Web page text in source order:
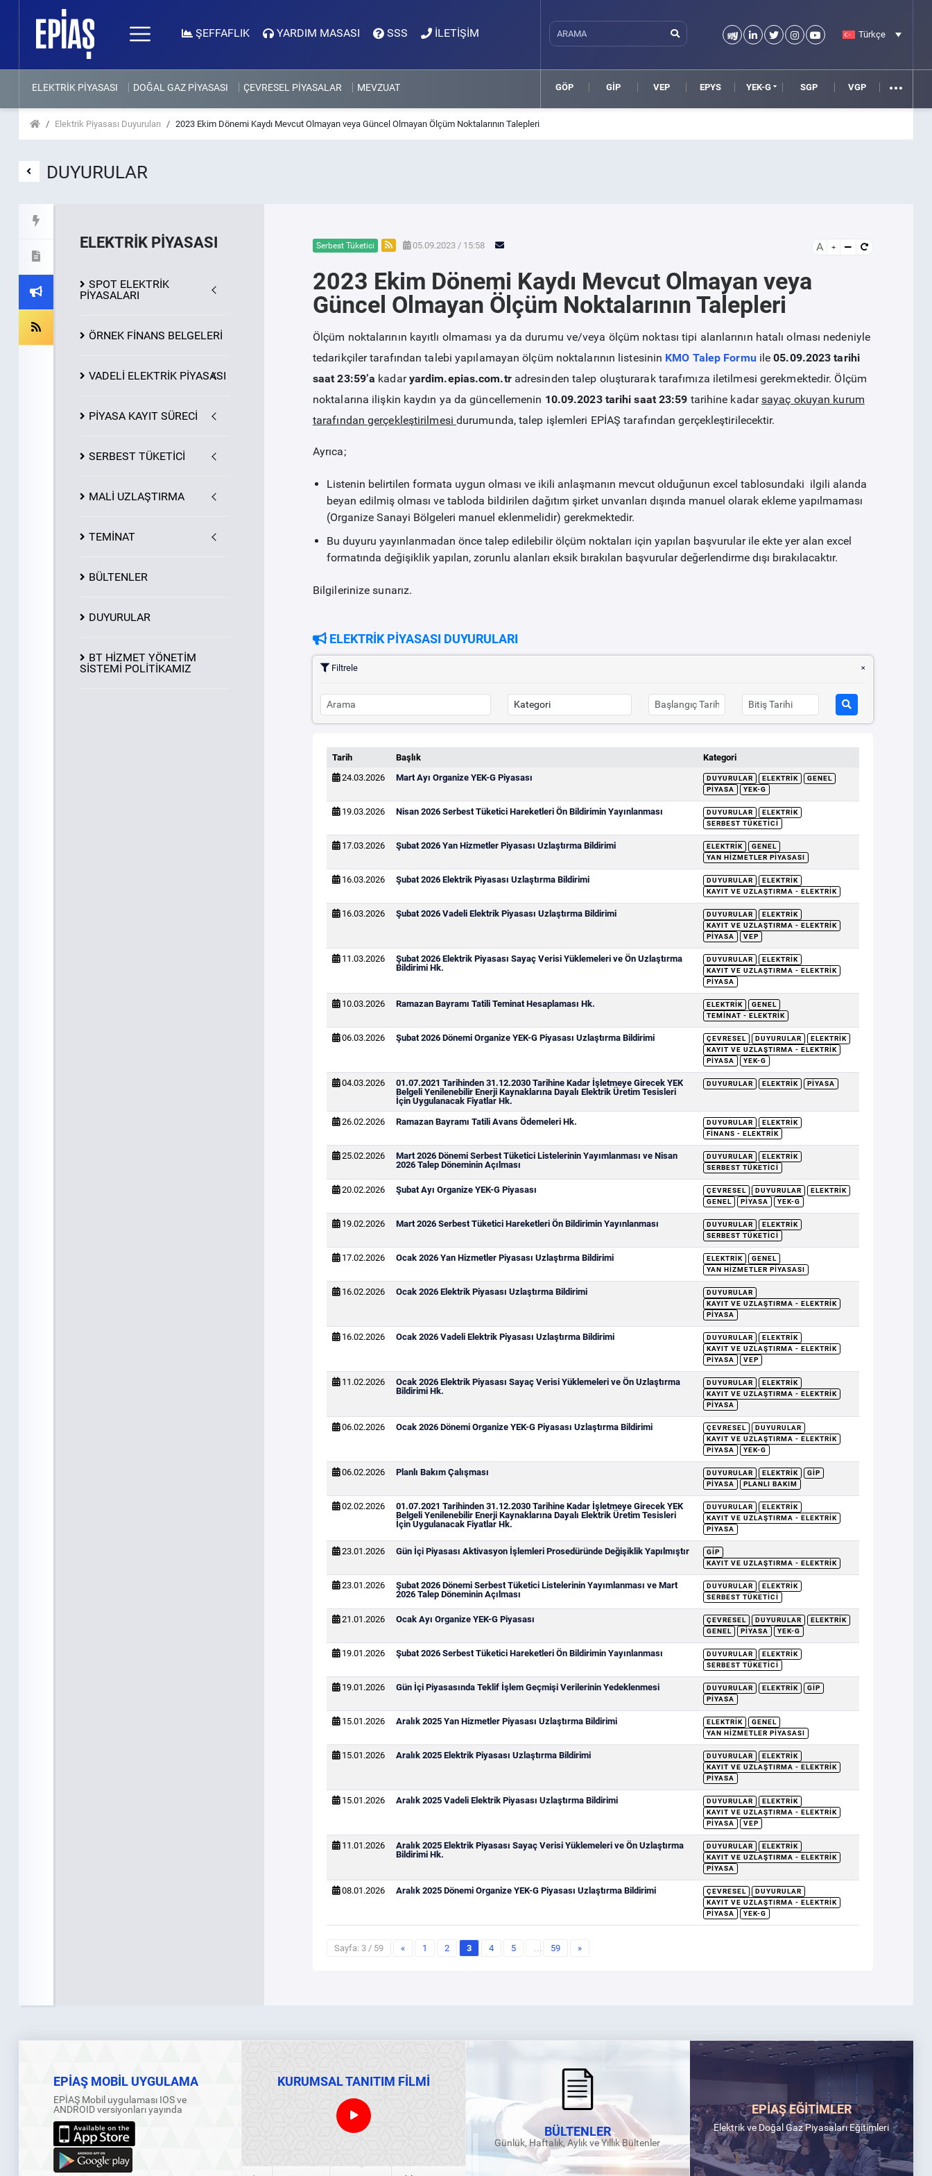
ŞEFFAFLIK YARDIM MASASI SSS İLETİŞİM Türkçe
ELEKTRİK PİYASASI DOĞAL GAZ PİYASASI ÇEVRESEL PİYASALAR MEVZUAT GÖP GİP VEP EPYS YEK-G SGP VGP
Elektrik Piyasası Duyuruları 2023 Ekim Dönemi Kaydı Mevcut Olmayan veya Güncel Olmayan Ölçüm Noktalarının Talepleri
DUYURULAR
ELEKTRİK PİYASASI
SPOT ELEKTRİK
PİYASALARI
ÖRNEK FİNANS BELGELERİ
VADELİ ELEKTRİK PİYASASI
PİYASAKAYIT SÜRECİ
SERBEST TÜKETİCİ
MALİ UZLAŞTIRMA
TEMİNAT
BÜLTENLER
DUYURULAR
BT HİZMET YÖNETİM
SİSTEMİ POLİTİKAMIZ
Serbest Tüketici 05.09.2023 / 15:58 A
2023 Ekim Dönemi Kaydı Mevcut Olmayan veya
Güncel Olmayan Ölçüm Noktalarının Talepleri
Ölçüm noktalarının kayıtlı olmaması ya da durumu ve/veya ölçüm noktası tipi alanlarının hatalı olması nedeniyle
tedarikçiler tarafından talebi yapılamayan ölçüm noktalarının listesinin KMO Talep Formuile05.09.2023 tarihi
saat 23:59’a kadaryardim.epias.com.tr adresinden talep oluşturarak tarafımıza iletilmesi gerekmektedir. Ölçüm
noktalarına ilişkin kaydın ya da güncellemenin 10.09.2023 tarihi saat 23:59 tarihine kadarsayaç okuyan kurum
tarafındangerçekleştirilmesi durumunda, talep işlemleri EPİAŞ tarafından gerçekleştirilecektir.
Ayrıca;
Listenin belirtilen formata uygun olması ve ikili anlaşmanın mevcut olduğunun excel tablosundaki ilgili alanda
beyan edilmiş olması ve tabloda bildirilen dağıtım şirket unvanları dışında manuel olarak ekleme yapılmaması
(Organize Sanayi Bölgeleri manuel eklenmelidir) gerekmektedir.
Bu duyuru yayınlanmadan önce talep edilebilir ölçüm noktaları için yapılan başvurular ile ekte yer alan excel
formatında değişiklik yapılan, zorunlu alanları eksik bırakılan başvurular değerlendirme dışı bırakılacaktır.
Bilgilerinize sunarız.
ELEKTRİK PİYASASI DUYURULARI
Filtrele
Tarih Başlık
Kategori
24.03.2026
Mart Ayı Organize YEK-G Piyasası DUYURULAR ELEKTRIK
GENEL
PIYASA
YEK-G
19.03.2026 Nisan 2026 Serbest Tüketici Hareketleri Ön Bildirimin Yayınlanması DUYURULAR
ELEKTRIK
SERBEST TÜKETICI
17.03.2026 Şubat 2026 Yan Hizmetler Piyasası Uzlaştırma Bildirimi ELEKTRIK
GENEL
YAN HIZMETLER PIYASASI
16.03.2026 Şubat 2026 Elektrik Piyasası Uzlaştırma Bildirimi DUYURULAR
ELEKTRIK
KAYIT VE UZLAŞTIRMA - ELEKTRIK
16.03.2026 Şubat 2026 Vadeli Elektrik Piyasası Uzlaştırma Bildirimi DUYURULAR
ELEKTRIK
KAYIT VE UZLAŞTIRMA - ELEKTRIK
PIYASA
VEP
11.03.2026
Şubat 2026 Elektrik Piyasası Sayaç Verisi Yüklemeleri ve Ön Uzlaştırma
Bildirimi Hk.
DUYURULAR
ELEKTRIK
KAYIT VE UZLAŞTIRMA - ELEKTRIK
PIYASA
10.03.2026 Ramazan Bayramı Tatili Teminat Hesaplaması Hk. ELEKTRIK
GENEL
TEMINAT - ELEKTRIK
06.03.2026 Şubat 2026 Dönemi Organize YEK-G Piyasası Uzlaştırma Bildirimi ÇEVRESEL DUYURULAR
ELEKTRIK
KAYIT VE UZLAŞTIRMA - ELEKTRIK
PIYASA
YEK-G
04.03.2026
01.07.2021 Tarihinden 31.12.2030 Tarihine Kadar İşletmeye Girecek YEK
Belgeli Yenilenebilir Enerji Kaynaklarına Dayalı Elektrik Üretim Tesisleri
İçin Uygulanacak Fiyatlar Hk.
DUYURULAR ELEKTRIK PIYASA
26.02.2026 Ramazan Bayramı Tatili Avans Ödemeleri Hk. DUYURULAR
ELEKTRIK
FINANS - ELEKTRIK
25.02.2026
Mart 2026 Dönemi Serbest Tüketici Listelerinin Yayımlanması ve Nisan
2026 Talep Döneminin Açılması
DUYURULAR
ELEKTRIK
SERBEST TÜKETICI
20.02.2026 Şubat Ayı Organize YEK-G Piyasası ÇEVRESEL DUYURULAR
ELEKTRIK
GENEL
PIYASA YEK-G
19.02.2026 Mart 2026 Serbest Tüketici Hareketleri Ön Bildirimin Yayınlanması DUYURULAR
ELEKTRIK
SERBEST TÜKETICI
17.02.2026 Ocak 2026 Yan Hizmetler Piyasası Uzlaştırma Bildirimi ELEKTRIK
GENEL
YAN HIZMETLER PIYASASI
16.02.2026 Ocak 2026 Elektrik Piyasası Uzlaştırma Bildirimi
DUYURULAR
KAYIT VE UZLAŞTIRMA - ELEKTRIK
PIYASA
16.02.2026 Ocak 2026 Vadeli Elektrik Piyasası Uzlaştırma Bildirimi DUYURULAR
ELEKTRIK
KAYIT VE UZLAŞTIRMA - ELEKTRIK
PIYASA
VEP
11.02.2026
Ocak 2026 Elektrik Piyasası Sayaç Verisi Yüklemeleri ve Ön Uzlaştırma
Bildirimi Hk.
DUYURULAR
ELEKTRIK
KAYIT VE UZLAŞTIRMA - ELEKTRIK
PIYASA
06.02.2026 Ocak 2026 Dönemi Organize YEK-G Piyasası Uzlaştırma Bildirimi ÇEVRESEL
DUYURULAR
KAYIT VE UZLAŞTIRMA - ELEKTRIK
PIYASA
YEK-G
06.02.2026 Planlı Bakım Çalışması DUYURULAR ELEKTRIK
GİP
PIYASA
PLANLI BAKIM
02.02.2026
01.07.2021 Tarihinden 31.12.2030 Tarihine Kadar İşletmeye Girecek YEK
Belgeli Yenilenebilir Enerji Kaynaklarına Dayalı Elektrik Üretim Tesisleri
İçin Uygulanacak Fiyatlar Hk.
DUYURULAR
ELEKTRIK
KAYIT VE UZLAŞTIRMA - ELEKTRIK
PIYASA
23.01.2026 Gün İçi Piyasası Aktivasyon İşlemleri Prosedüründe Değişiklik Yapılmıştır
GİP
KAYIT VE UZLAŞTIRMA - ELEKTRIK
23.01.2026
Şubat 2026 Dönemi Serbest Tüketici Listelerinin Yayımlanması ve Mart
2026 Talep Döneminin Açılması
DUYURULAR
ELEKTRIK
SERBEST TÜKETICI
21.01.2026 Ocak Ayı Organize YEK-G Piyasası ÇEVRESEL DUYURULAR
ELEKTRIK
GENEL
PIYASA YEK-G
19.01.2026 Şubat 2026 Serbest Tüketici Hareketleri Ön Bildirimin Yayınlanması DUYURULAR
ELEKTRIK
SERBEST TÜKETICI
19.01.2026 Gün İçi Piyasasında Teklif İşlem Geçmişi Verilerinin Yedeklenmesi DUYURULAR ELEKTRIK
GİP
PIYASA
15.01.2026 Aralık 2025 Yan Hizmetler Piyasası Uzlaştırma Bildirimi ELEKTRIK
GENEL
YAN HIZMETLER PIYASASI
15.01.2026 Aralık 2025 Elektrik Piyasası Uzlaştırma Bildirimi DUYURULAR
ELEKTRIK
KAYIT VE UZLAŞTIRMA - ELEKTRIK
PIYASA
15.01.2026 Aralık 2025 Vadeli Elektrik Piyasası Uzlaştırma Bildirimi DUYURULAR
ELEKTRIK
KAYIT VE UZLAŞTIRMA - ELEKTRIK
PIYASA
VEP
11.01.2026
Aralık 2025 Elektrik Piyasası Sayaç Verisi Yüklemeleri ve Ön Uzlaştırma
Bildirimi Hk.
DUYURULAR
ELEKTRIK
KAYIT VE UZLAŞTIRMA - ELEKTRIK
PIYASA
08.01.2026 Aralık 2025 Dönemi Organize YEK-G Piyasası Uzlaştırma Bildirimi ÇEVRESEL
DUYURULAR
KAYIT VE UZLAŞTIRMA - ELEKTRIK
PIYASA
YEK-G
Sayfa: 3 / 59 « 1 2 3 4 5 … 59 »
EPİAŞ MOBİL UYGULAMA
EPİAŞ Mobil uygulaması IOS ve
ANDROID versiyonları yayında
KURUMSAL TANITIM FİLMİ
BÜLTENLER
Günlük, Haftalık, Aylık ve Yıllık Bültenler
EPİAŞ EĞİTİMLER
Elektrik ve Doğal Gaz Piyasaları Eğitimleri